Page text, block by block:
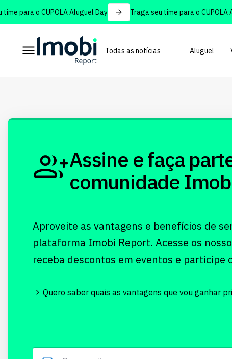
para o CUPOLA Aluguel Day Traga seu time para o CUPOLA
Todas as notícias Aluguel
Assine e faça
comunidade
Aproveite as vantagens e benefícios de
plataforma Imobi Report. Acesse os
receba descontos em eventos e participe
Quero saber quais as vantagens que vou ganhar